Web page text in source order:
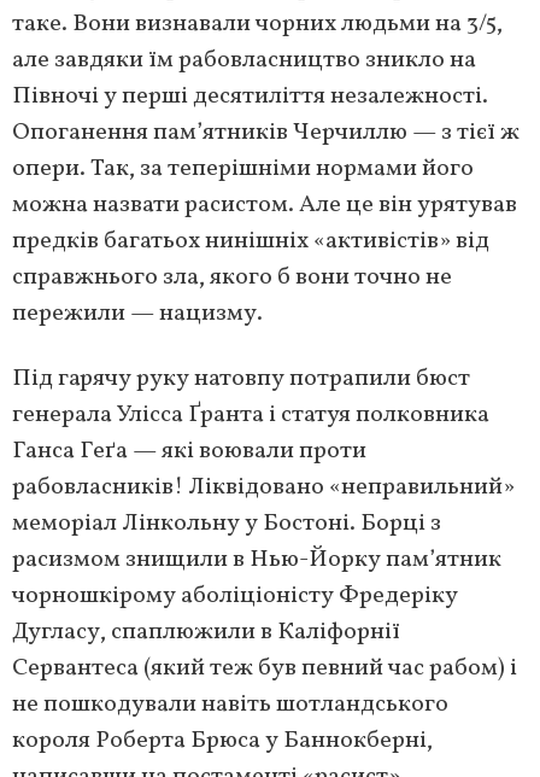
таке. Вони визнавали чорних людьми на 3/5,
але завдяки їм рабовласництво зникло на
Півночі у перші десятиліття незалежності.
Опоганення пам’ятників Черчиллю — з тієї ж
опери. Так, за теперішніми нормами його
можна назвати расистом. Але це він урятував
предків багатьох нинішніх «активістів» від
справжнього зла, якого б вони точно не
пережили — нацизму.
Під гарячу руку натовпу потрапили бюст
генерала Улісса Ґранта і статуя полковника
Ганса Геґа — які воювали проти
рабовласників! Ліквідовано «неправильний»
меморіал Лінкольну у Бостоні. Борці з
расизмом знищили в Нью-Йорку пам’ятник
чорношкірому аболіціоністу Фредеріку
Дугласу, спаплюжили в Каліфорнії
Сервантеса (який теж був певний час рабом) і
не пошкодували навіть шотландського
короля Роберта Брюса у Баннокберні,